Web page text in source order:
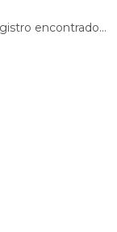
encontrado...